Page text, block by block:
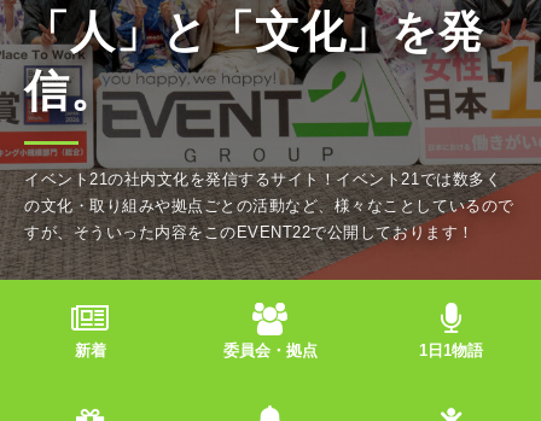
イベント21の社内文化を発信するサイト！イベント21では数多く
の文化・取り組みや拠点ごとの活動など、様々なことしているので
すが、そういった内容をこのEVENT22で公開しております！
新着 委員会・拠点 1日1物語